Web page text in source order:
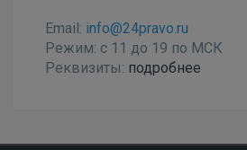
Email: info@24pravo.ru
Режим: с 11 до 19 по МСК
Реквизиты: подробнее